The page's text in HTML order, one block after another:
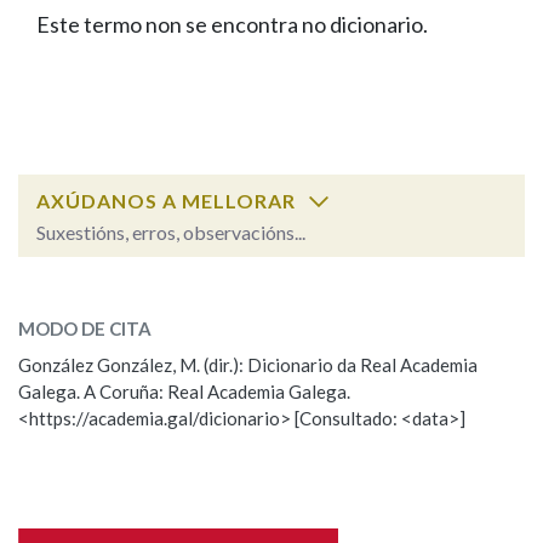
FIGURAS HOMENAXEADAS
PORTAL DAS PALABRAS
Facebook
TwitterYoutubeInstagram
Bluesky
BUSCAR NOS LEMAS
Remata por
BUSCAR NO CONTIDO
Nas definicións
Este termo non se encontra no dicionario.
AXÚDANOS A MELLORAR
Suxestións, erros, observacións...
Observación
Nome
MODO DE CITA
González González, M. (dir.): Dicionario da Real Academia
Galega. A Coruña: Real Academia Galega.
<https://academia.gal/dicionario> [Consultado: <data>]